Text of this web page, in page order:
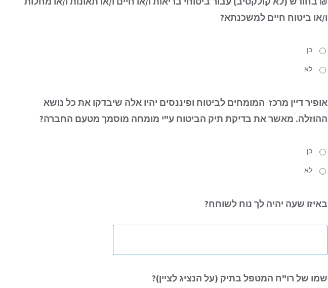
ו/או ביטוח חיים למשכנתא?
כן
לא
אופיר דיין מרכז המומחים לביטוח ופיננסים יהיו אלה שיבדקו את כל נושא
ההוזלה. מאשר את בדיקת תיק הביטוח ע"י מומחה מוסמך מטעם החברה?
כן
לא
באיזו שעה יהיה לך נוח לשוחח?
שמו של רו"ח המטפל בתיק (על הנציג לציין)?